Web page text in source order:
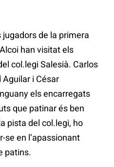
jugadors de la primera
han visitat els
col.legi Salesià. Carlos
Aguilar i César
els encarregats
que patinar és ben
pista del col.legi, ho
se en l’apassionant
patins.